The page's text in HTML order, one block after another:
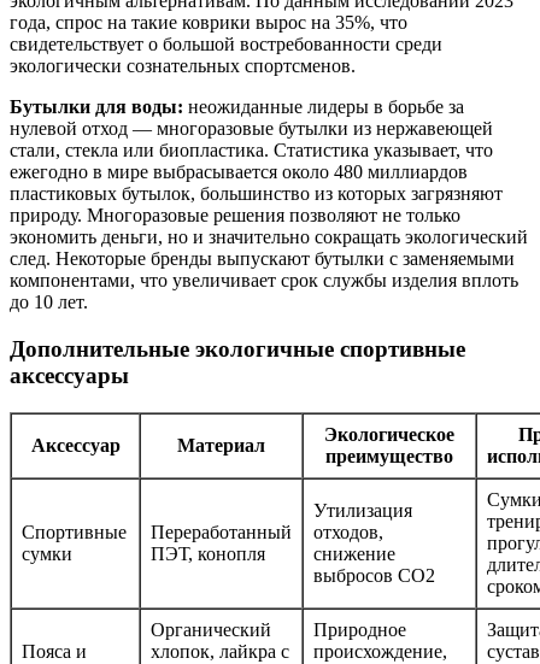
года, спрос на такие коврики вырос на 35%, что
свидетельствует о большой востребованности среди
экологически сознательных спортсменов.
Бутылки для воды: неожиданные лидеры в борьбе за
нулевой отход — многоразовые бутылки из нержавеющей
стали, стекла или биопластика. Статистика указывает, что
ежегодно в мире выбрасывается около 480 миллиардов
пластиковых бутылок, большинство из которых загрязняют
природу. Многоразовые решения позволяют не только
экономить деньги, но и значительно сокращать экологический
след. Некоторые бренды выпускают бутылки с заменяемыми
компонентами, что увеличивает срок службы изделия вплоть
до 10 лет.
Дополнительные экологичные спортивные
аксессуары
Аксессуар Материал
Экологическое
преимущество
Спортивные
сумки
Переработанный
ПЭТ, конопля
Утилизация
отходов,
снижение
выбросов CO2
Пояса и
Органический
хлопок, лайкра с
Природное
происхождение,